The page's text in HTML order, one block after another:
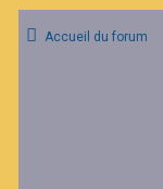
Accueil du forum